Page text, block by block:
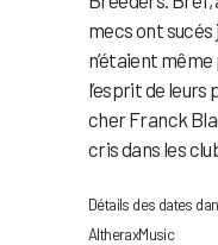
mecs ont sucés
n’étaient
l’esprit de
cher Franck
cris dans les
Détails des dates
AltheraxMusic